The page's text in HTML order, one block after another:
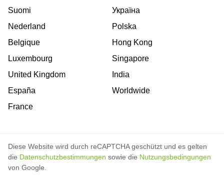
Suomi
Nederland
Belgique
Luxembourg
United Kingdom
España
France
Україна
Polska
Hong Kong
Singapore
India
Worldwide
Diese Website wird durch reCAPTCHA geschützt und es gelten
die Datenschutzbestimmungen sowie die Nutzungsbedingungen
von Google.